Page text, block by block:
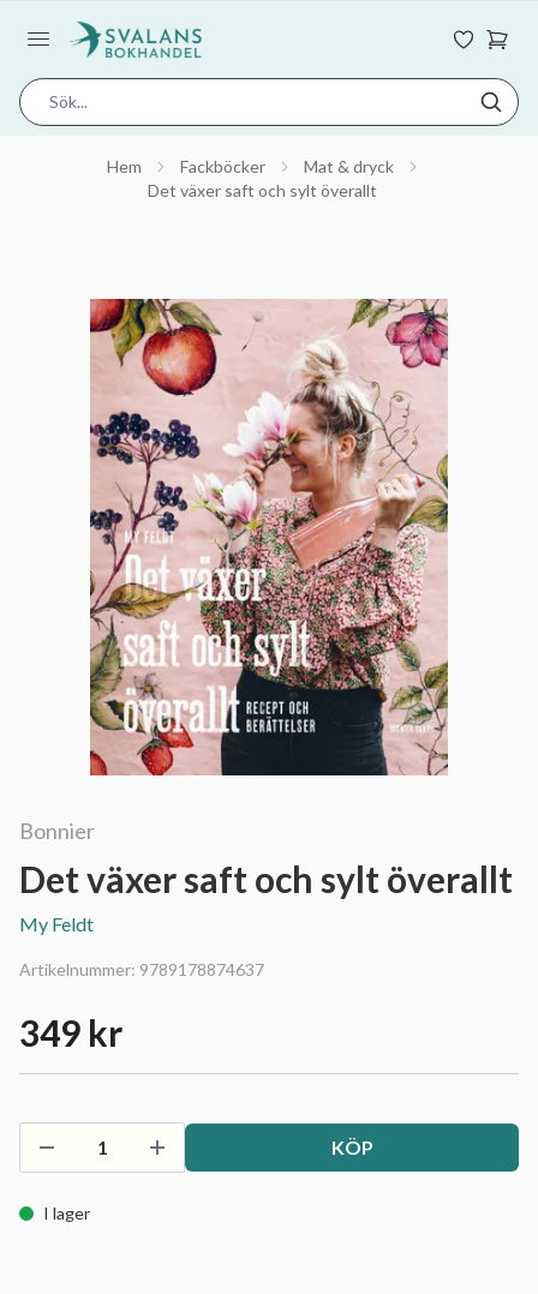
Hem Fackböcker
Mat & dryck
Det växer saft och sylt överallt
Bonnier
Det växer saft och sylt överallt
My Feldt
Artikelnummer: 9789178874637
349 kr
KÖP
I lager